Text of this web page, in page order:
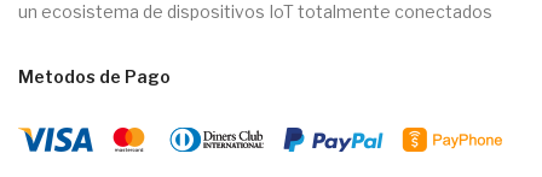
un ecosistema de dispositivos IoT totalmente conectados
Metodos de Pago